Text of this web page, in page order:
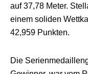
auf 37,78 Meter.
einem soliden
42,959 Punkten.
Die